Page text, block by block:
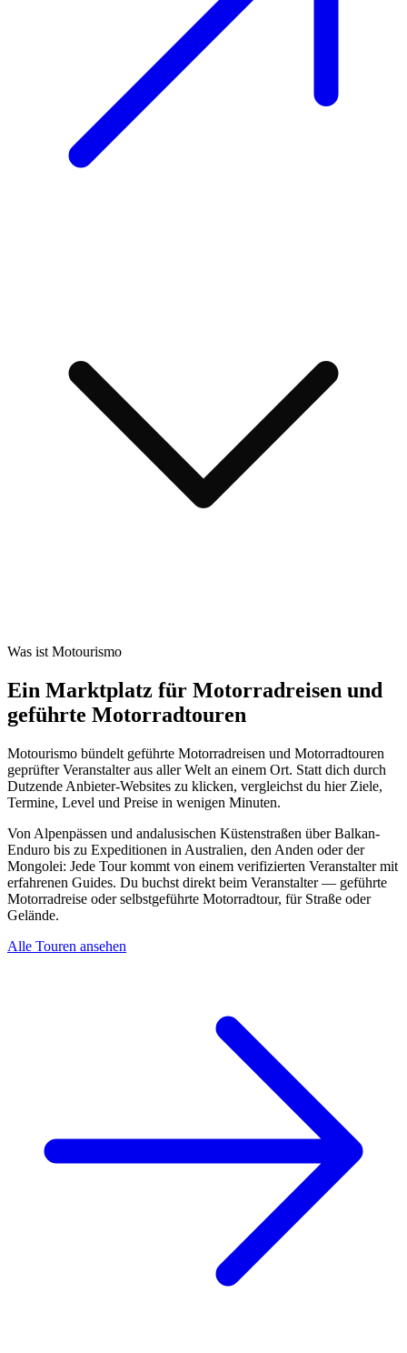
Was ist Motourismo
Ein Marktplatz für Motorradreisen und
geführte Motorradtouren
Motourismo bündelt geführte Motorradreisen und Motorradtouren
geprüfter Veranstalter aus aller Welt an einem Ort. Statt dich durch
Dutzende Anbieter-Websites zu klicken, vergleichst du hier Ziele,
Termine, Level und Preise in wenigen Minuten.
Von Alpenpässen und andalusischen Küstenstraßen über Balkan-
Enduro bis zu Expeditionen in Australien, den Anden oder der
Mongolei: Jede Tour kommt von einem verifizierten Veranstalter mit
erfahrenen Guides. Du buchst direkt beim Veranstalter — geführte
Motorradreise oder selbstgeführte Motorradtour, für Straße oder
Gelände.
Alle Touren ansehen